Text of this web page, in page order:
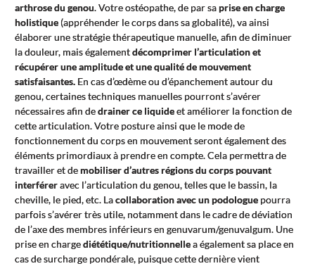
arthrose du genou. Votre ostéopathe, de par saprise en charge
holistique (appréhender le corps dans sa globalité), va ainsi
élaborer une stratégie thérapeutique manuelle, afin de diminuer
la douleur, mais égalementdécomprimer l’articulation et
récupérer une amplitude et une qualité de mouvement
satisfaisantes. En cas d’œdème ou d’épanchement autour du
genou, certaines techniques manuelles pourront s’avérer
nécessaires afin dedrainer ce liquideet améliorer la fonction de
cette articulation. Votre posture ainsi que le mode de
fonctionnement du corps en mouvement seront également des
éléments primordiaux à prendre en compte. Cela permettra de
travailler et demobiliser d’autres régions du corps pouvant
interféreravec l’articulation du genou, telles que le bassin, la
cheville, le pied, etc. Lacollaboration avec un podologue pourra
parfois s’avérer très utile, notamment dans le cadre de déviation
de l’axe des membres inférieurs en genuvarum/genuvalgum. Une
prise en chargediététique/nutritionnellea également sa place en
cas de surcharge pondérale, puisque cette dernière vient